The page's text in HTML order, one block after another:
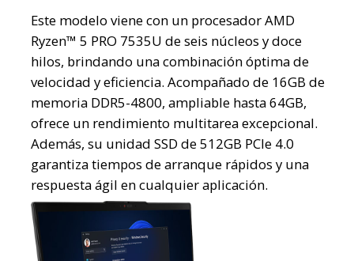
Este modelo viene con un procesador AMD
Ryzen™ 5 PRO 7535U de seis núcleos y doce
hilos, brindando una combinación óptima de
velocidad y eficiencia. Acompañado de 16GB de
memoria DDR5-4800, ampliable hasta 64GB,
ofrece un rendimiento multitarea excepcional.
Además, su unidad SSD de 512GB PCIe 4.0
garantiza tiempos de arranque rápidos y una
respuesta ágil en cualquier aplicación.